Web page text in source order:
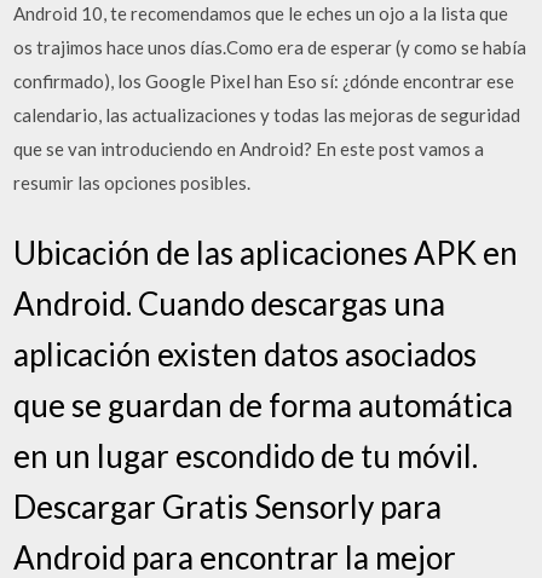
Android 10, te recomendamos que le eches un ojo a la lista que
os trajimos hace unos días.Como era de esperar (y como se había
confirmado), los Google Pixel han Eso sí: ¿dónde encontrar ese
calendario, las actualizaciones y todas las mejoras de seguridad
que se van introduciendo en Android? En este post vamos a
resumir las opciones posibles.
Ubicación de las aplicaciones APK en
Android. Cuando descargas una
aplicación existen datos asociados
que se guardan de forma automática
en un lugar escondido de tu móvil.
Descargar Gratis Sensorly para
Android para encontrar la mejor